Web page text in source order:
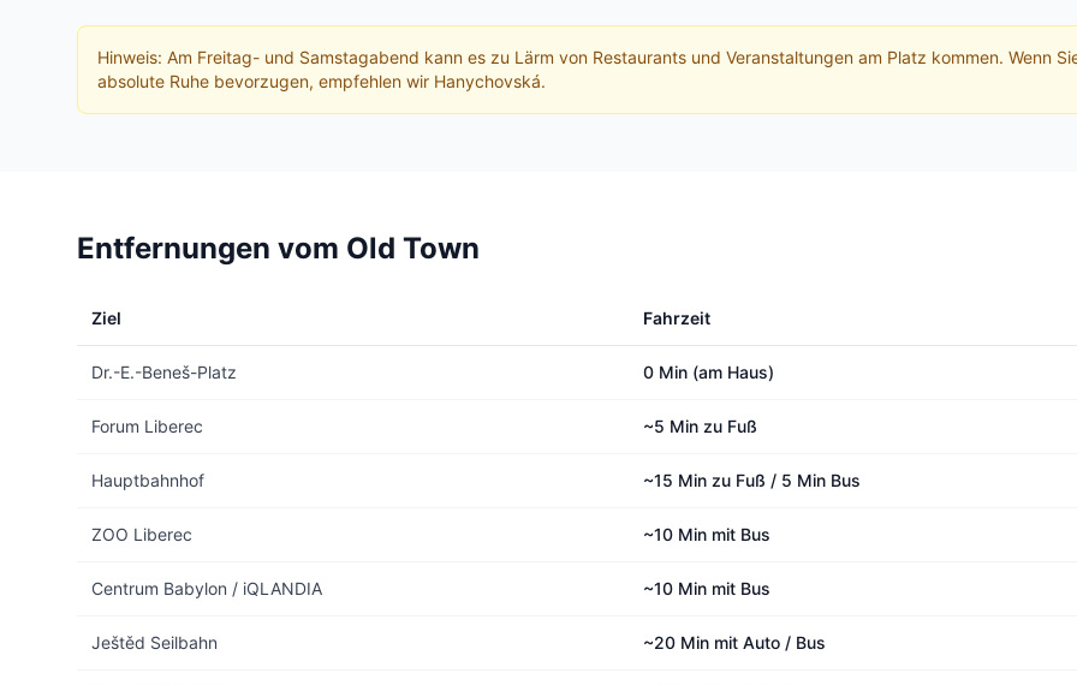
Hinweis: Am Freitag- und Samstagabend kann es zu Lärm von Restaurants und Veranstaltungen am Platz kommen. Wenn
absolute Ruhe bevorzugen, empfehlen wir Hanychovská.
Entfernungen vom Old Town
Ziel Fahrzeit
Dr.-E.-Beneš-Platz 0 Min (am Haus)
Forum Liberec ~5 Min zu Fuß
Hauptbahnhof ~15 Min zu Fuß / 5 Min Bus
ZOO Liberec ~10 Min mit Bus
Centrum Babylon / iQLANDIA ~10 Min mit Bus
Ještěd Seilbahn ~20 Min mit Auto / Bus